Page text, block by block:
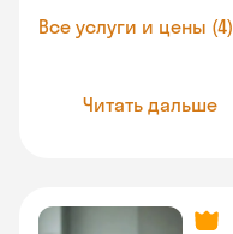
Все услуги и цены (4)
Читать дальше